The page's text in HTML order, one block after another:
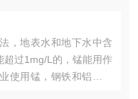
，地表水和地下水中含
超过1mg/L的，锰能用作
使用锰，钢铁和铝制造